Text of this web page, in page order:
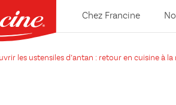
Chez Francine
les ustensiles d’antan : retour en cuisine à